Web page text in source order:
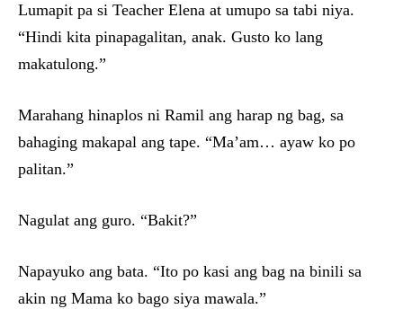
Lumapit pa si Teacher Elena at umupo sa tabi niya.
“Hindi kita pinapagalitan, anak. Gusto ko lang
makatulong.”
Marahang hinaplos ni Ramil ang harap ng bag, sa
bahaging makapal ang tape. “Ma’am… ayaw ko po
palitan.”
Nagulat ang guro. “Bakit?”
Napayuko ang bata. “Ito po kasi ang bag na binili sa
akin ng Mama ko bago siya mawala.”